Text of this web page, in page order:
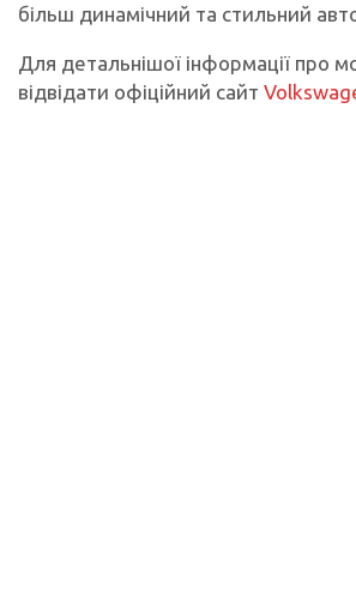
більш динамічний та стильний
Для детальнішої інформації про
відвідати офіційний сайт